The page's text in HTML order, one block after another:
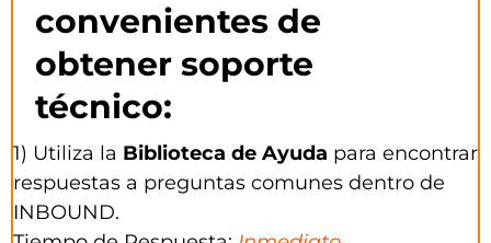
convenientes de
obtener soporte
técnico:
1) Utiliza la Biblioteca de Ayuda para encontrar
respuestas a preguntas comunes dentro de
INBOUND.